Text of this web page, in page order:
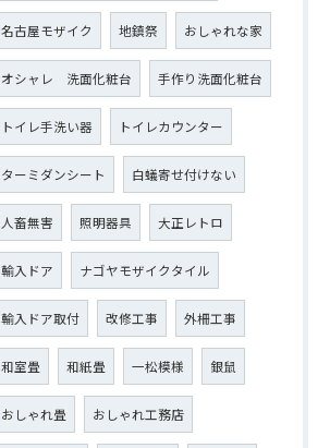
名古屋モザイク 地鎮祭 おしゃれな家
オシャレ 洗面化粧台 手作り洗面化粧台
トイレ手洗い器 トイレカウンター
ターミダンシート 白蟻寄せ付けない
人畜無害 照明器具 大正レトロ
輸入ドア ナゴヤモザイクタイル
輸入ドア取付 改修工事 外柵工事
和室畳 和紙畳 一松模様 銀鼠
おしゃれ畳 おしゃれ工務店